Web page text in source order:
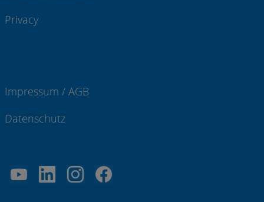
Privacy
Impressum / AGB
Datenschutz